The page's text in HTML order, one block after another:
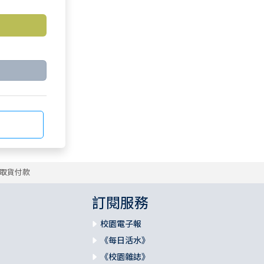
貨付款
訂閱服務
校園電子報
《每日活水》
《校園雜誌》